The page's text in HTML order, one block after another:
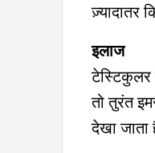
ज़्यादातर
इलाज
टेस्टिकुलर
तो तुरंत
देखा जाता